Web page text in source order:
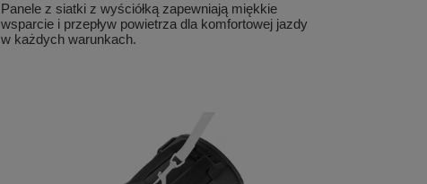
Panele z siatki z wyściółką zapewniają miękkie
wsparcie i przepływ powietrza dla komfortowej jazdy
w każdych warunkach.